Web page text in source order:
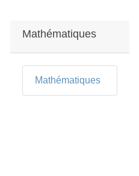
Mathématiques
Mathématiques